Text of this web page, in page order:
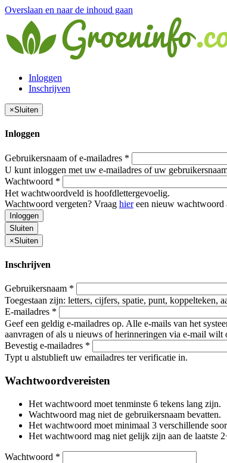
Overslaan en naar de inhoud gaan
Inloggen
Inschrijven
×Sluiten
Inloggen
Gebruikersnaam of e-mailadres *
U kunt inloggen met uw e-mailadres of uw
Wachtwoord *
Het wachtwoordveld is hoofdlettergevoelig.
Wachtwoord vergeten? Vraag hiereen nieuw wachtwoord
Inloggen
Sluiten
×Sluiten
Inschrijven
Gebruikersnaam *
Toegestaan zijn: letters, cijfers, spatie, punt, koppelteken,
E-mailadres *
Geef een geldig e-mailadres op. Alle e-mails van het
aanvragen of als u nieuws of herinneringen via e-mail wilt
Bevestig e-mailadres *
Typt u alstublieft uw emailadres ter verificatie in.
Wachtwoordvereisten
Het wachtwoord moet tenminste 6 tekens lang zijn.
Wachtwoord mag niet de gebruikersnaam bevatten.
Het wachtwoord moet minimaal 3 verschillende
Het wachtwoord mag niet gelijk zijn aan de laatste
Wachtwoord *